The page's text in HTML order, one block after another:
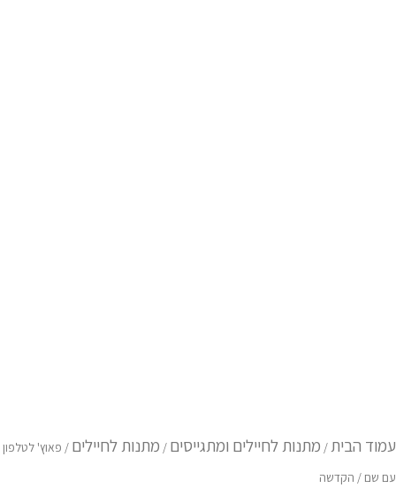
עמוד הבית / מתנות לחיילים ומתגייסים / מתנות לחיילים / פאוץ' לטלפון
עם שם / הקדשה